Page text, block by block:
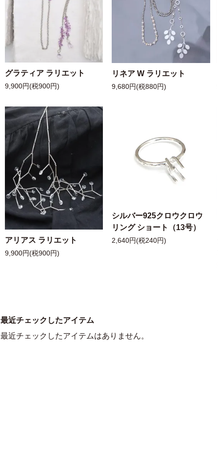
グラティア ラリエット
9,900円(税900円)
リネア W ラリエット
9,680円(税880円)
アリアス ラリエット
9,900円(税900円)
シルバー925クロウクロウ
リング ショート（13号）
2,640円(税240円)
最近チェックしたアイテム
最近チェックしたアイテムはありません。